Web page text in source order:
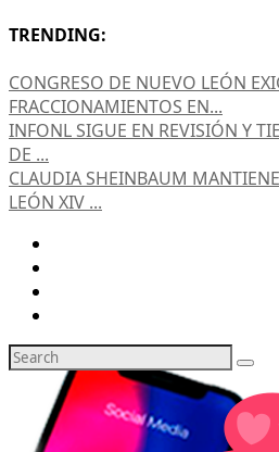
TRENDING:
CONGRESO DE NUEVO LEÓN
FRACCIONAMIENTOS EN...
INFONL SIGUE EN REVISIÓN Y
DE ...
CLAUDIA SHEINBAUM
LEÓN XIV ...